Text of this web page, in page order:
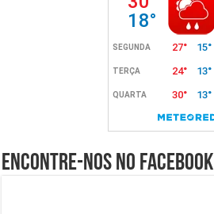
Encontre-nos no Facebook